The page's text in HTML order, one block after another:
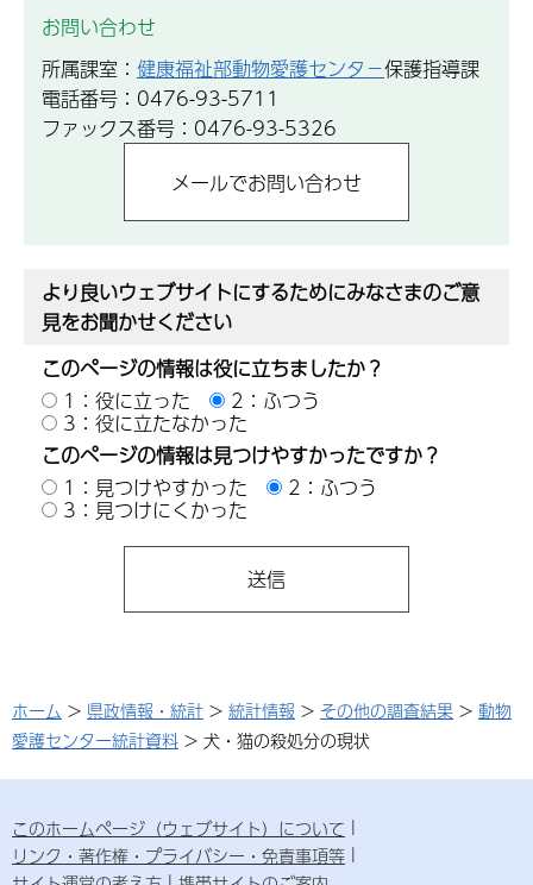
お問い合わせ
所属課室： 健康福祉部動物愛護センタ−保護指導課
電話番号：0476-93-5711
ファックス番号：0476-93-5326
より良いウェブサイトにするためにみなさまのご意
見をお聞かせください
このページの情報は役に立ちましたか？
1：役に立った
2：ふつう
3：役に立たなかった
このページの情報は見つけやすかったですか？
1：見つけやすかった
2：ふつう
3：見つけにくかった
ホーム > 県政情報・統計 > 統計情報 > その他の調査結果 > 動物
愛護センター統計資料 > 犬・猫の殺処分の現状
このホームページ（ウェブサイト）について
リンク・著作権・プライバシー・免責事項等